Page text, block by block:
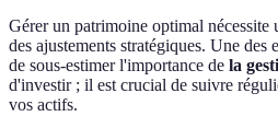
Gérer un patrimoine optimal nécessite
des ajustements stratégiques. Une des
de sous-estimer l'importance de la
d'investir ; il est crucial de suivre
vos actifs.